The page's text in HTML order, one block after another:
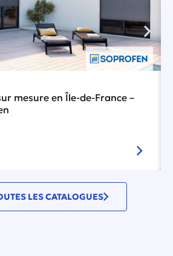
mesure en Île-de-France –
LES CATALOGUES